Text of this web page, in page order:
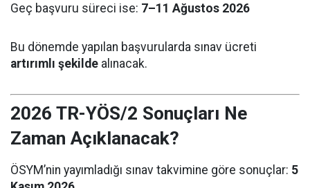
Geç başvuru süreci ise: 7–11 Ağustos 2026
Bu dönemde yapılan başvurularda sınav ücreti
artırımlı şekilde alınacak.
2026 TR-YÖS/2 Sonuçları Ne
Zaman Açıklanacak?
ÖSYM’nin yayımladığı sınav takvimine göre sonuçlar: 5